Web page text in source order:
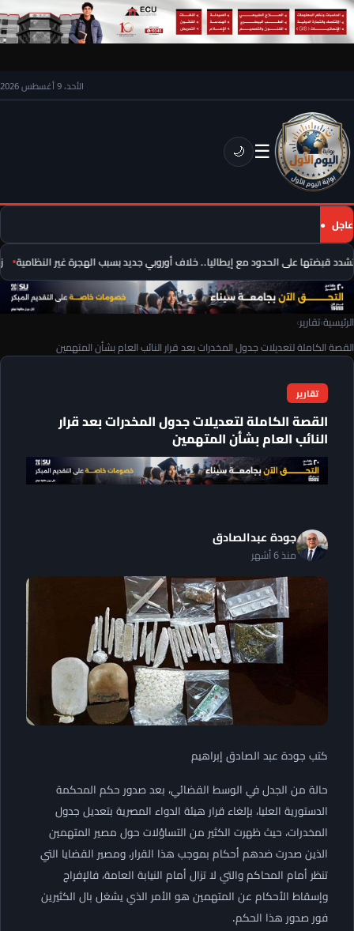
الأحد، 9 أغسطس 2026
☰
🌙
عاجل
قبضتها على الحدود مع إيطاليا.. خلاف أوروبي جديد بسبب الهجرة غير النظامية
الرئيسية›تقارير›
القصة الكاملة لتعديلات جدول المخدرات بعد قرار النائب العام بشأن المتهمين
تقارير
القصة الكاملة لتعديلات جدول المخدرات بعد قرار
النائب العام بشأن المتهمين
جودة عبدالصادق
منذ 6 أشهر
كتب جودة عبد الصادق إبراهيم
حالة من الجدل في الوسط القضائي، بعد صدور حكم المحكمة
الدستورية العليا، بإلغاء قرار هيئة الدواء المصرية بتعديل جدول
المخدرات، حيث ظهرت الكثير من التساؤلات حول مصير المتهمين
الذين صدرت ضدهم أحكام بموجب هذا القرار، ومصير القضايا التي
تنظر أمام المحاكم والتي لا تزال أمام النيابة العامة، فالإفراج
وإسقاط الأحكام عن المتهمين هو الأمر الذي يشغل بال الكثيرين
فور صدور هذا الحكم.